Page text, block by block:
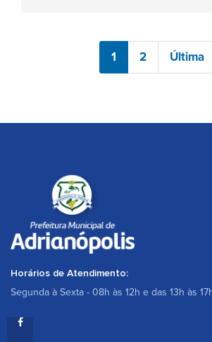
1 2 Última
Horários de Atendimento:
Segunda à Sexta - 08h às 12h e das 13h às